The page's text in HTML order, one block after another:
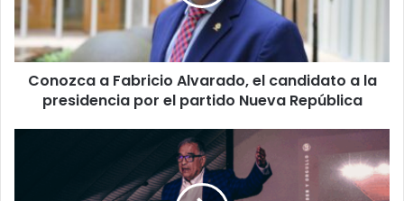
a
la
presidencia
porConozca a Fabricio Alvarado, el candidato a la
presidencia por el partido Nueva República